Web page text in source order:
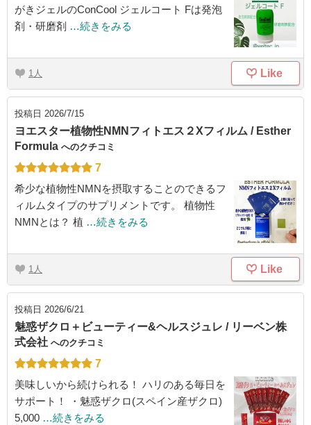
がきジェルのConCool ジェルコート Fは発泡
剤・研磨剤 …続きをみる
1 Like
投稿日 2026/7/15
ヨエスター植物性NMNフィトエス２Xフィルム / Esther
Formula へのクチコミ
7
希少な植物性NMNを摂取することのできるフ
ィルムタイプのサプリメントです。 植物性
NMNとは？ 植 …続きをみる
1 Like
投稿日 2026/6/21
魅惑ザクロ＋ビューティー&ヘルスジュレ / リーベン株
式会社 へのクチコミ
7
美味しいから続けられる！ ハリのある毎日を
サポート！ ・魅惑ザクロ(スペイン産ザクロ)
5,000 …続きをみる